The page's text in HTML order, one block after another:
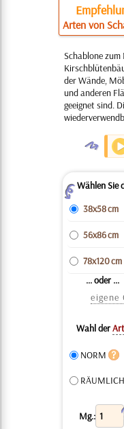
Arten von
Schablone
der Wände,
und anderen
geeignet sind.
O
ZWählen Sie
38x58 cm
56x86 cm
78x120 cm
... oder ...
eigene
Wahl der
NORM
Mg.: